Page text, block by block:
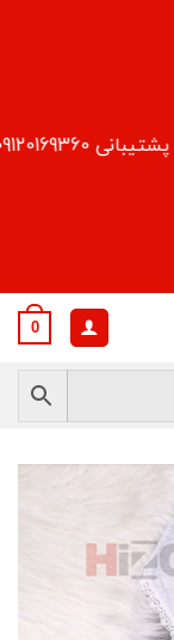
09120169360
0